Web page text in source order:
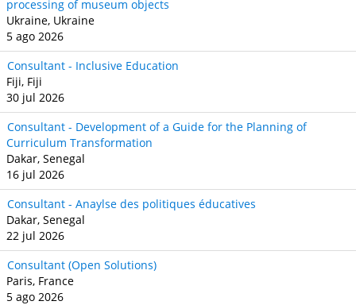
processing of museum objects
Ukraine, Ukraine
5 ago 2026
Consultant - Inclusive Education
Fiji, Fiji
30 jul 2026
Consultant - Development of a Guide for the Planning of
Curriculum Transformation
Dakar, Senegal
16 jul 2026
Consultant - Anaylse des politiques éducatives
Dakar, Senegal
22 jul 2026
Consultant (Open Solutions)
Paris, France
5 ago 2026